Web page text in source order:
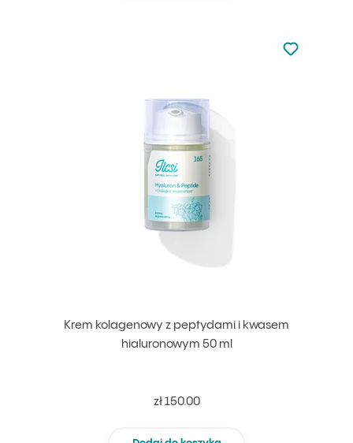
Krem kolagenowy z peptydami i kwasem
hialuronowym 50 ml
zł 150.00
Nie dodano
Dodaj do